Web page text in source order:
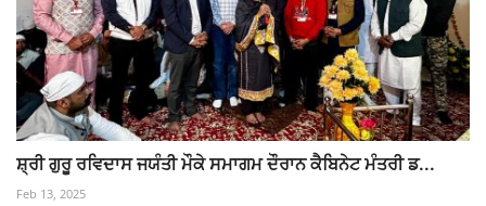
ਸ਼੍ਰੀ ਗੁਰੂ ਰਵਿਦਾਸ ਜਯੰਤੀ ਮੌਕੇ ਸਮਾਗਮ ਦੌਰਾਨ ਕੈਬਿਨੇਟ ਮੰਤਰੀ ਡ...
Feb 13, 2025